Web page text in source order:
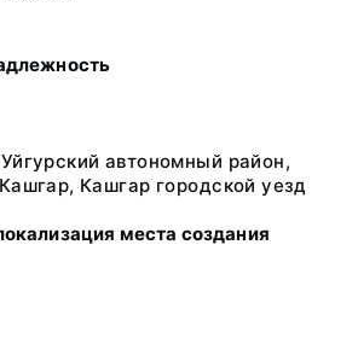
автономный район,
Кашгар городской уезд
места создания